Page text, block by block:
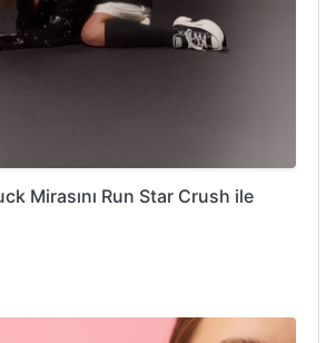
Mirasını Run Star Crush ile